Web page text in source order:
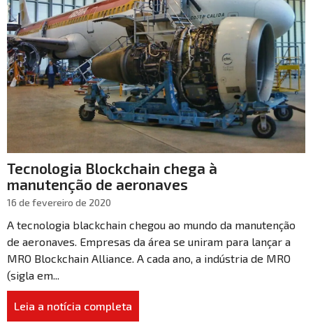
Tecnologia Blockchain chega à
manutenção de aeronaves
16 de fevereiro de 2020
A tecnologia blackchain chegou ao mundo da manutenção
de aeronaves. Empresas da área se uniram para lançar a
MRO Blockchain Alliance. A cada ano, a indústria de MRO
(sigla em...
Leia a notícia completa